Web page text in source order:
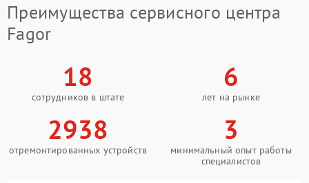
Преимущества сервисного центра
Fagor
18
сотрудников в штате
6
лет на рынке
2938
отремонтированных устройств
3
минимальный опыт работы
специалистов